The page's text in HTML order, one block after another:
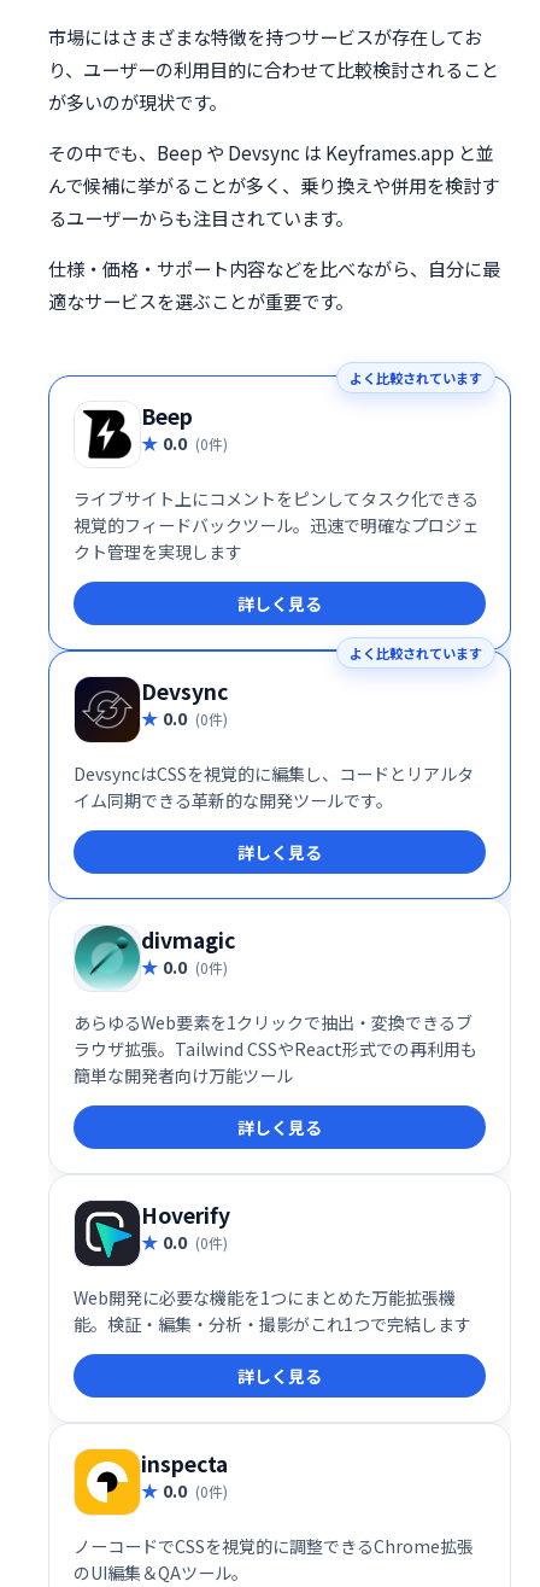
市場にはさまざまな特徴を持つサービスが存在してお
り、ユーザーの利用目的に合わせて比較検討されること
が多いのが現状です。
その中でも、Beep や Devsync は Keyframes.app と並
んで候補に挙がることが多く、乗り換えや併用を検討す
るユーザーからも注目されています。
仕様・価格・サポート内容などを比べながら、自分に最
適なサービスを選ぶことが重要です。
よく比較されています
Beep
0.0 (0件)
ライブサイト上にコメントをピンしてタスク化できる
視覚的フィードバックツール。迅速で明確なプロジェ
クト管理を実現します
詳しく見る
よく比較されています
Devsync
0.0 (0件)
DevsyncはCSSを視覚的に編集し、コードとリアルタ
イム同期できる革新的な開発ツールです。
詳しく見る
divmagic
0.0 (0件)
あらゆるWeb要素を1クリックで抽出・変換できるブ
ラウザ拡張。Tailwind CSSやReact形式での再利用も
簡単な開発者向け万能ツール
詳しく見る
Hoverify
0.0 (0件)
Web開発に必要な機能を1つにまとめた万能拡張機
能。検証・編集・分析・撮影がこれ1つで完結します
詳しく見る
inspecta
0.0 (0件)
ノーコードでCSSを視覚的に調整できるChrome拡張
のUI編集＆QAツール。